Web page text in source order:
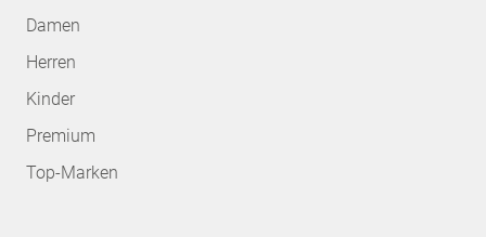
Damen
Herren
Kinder
Premium
Top-Marken